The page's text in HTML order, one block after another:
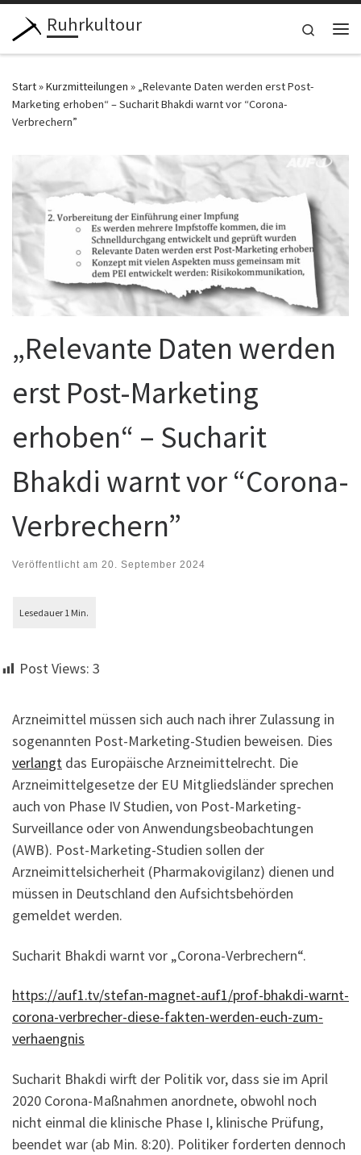
Zum Inhalt springen
Ruhrkultour
Search
Start»Kurzmitteilungen » „Relevante Daten werden erst Post-
Marketing erhoben“ – Sucharit Bhakdi warnt vor “Corona-
Verbrechern”
„Relevante Daten werden
erst Post-Marketing
erhoben“ – Sucharit
Bhakdi warnt vor “Corona-
Verbrechern”
Veröffentlicht am 20. September 2024
Post Views: 3
Arzneimittel müssen sich auch nach ihrer Zulassung in
sogenannten Post-Marketing-Studien beweisen. Dies
verlangt das Europäische Arzneimittelrecht. Die
Arzneimittelgesetze der EU Mitgliedsländer sprechen
auch von Phase IV Studien, von Post-Marketing-
Surveillance oder von Anwendungsbeobachtungen
(AWB). Post-Marketing-Studien sollen der
Arzneimittelsicherheit (Pharmakovigilanz) dienen und
müssen in Deutschland den Aufsichtsbehörden
gemeldet werden.
Sucharit Bhakdi warnt vor „Corona-Verbrechern“.
https://auf1.tv/stefan-magnet-auf1/prof-bhakdi-warnt-
corona-verbrecher-diese-fakten-werden-euch-zum-
verhaengnis
Sucharit Bhakdi wirft der Politik vor, dass sie im April
2020 Corona-Maßnahmen anordnete, obwohl noch
nicht einmal die klinische Phase I, klinische Prüfung,
beendet war (ab Min. 8:20). Politiker forderten dennoch